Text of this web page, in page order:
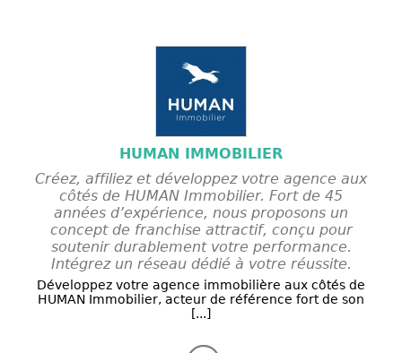
HUMAN IMMOBILIER
Créez, affiliez et développez votre agence aux
côtés de HUMAN Immobilier. Fort de 45
années d’expérience, nous proposons un
concept de franchise attractif, conçu pour
soutenir durablement votre performance.
Intégrez un réseau dédié à votre réussite.
Développez votre agence immobilière aux côtés de
HUMAN Immobilier, acteur de référence fort de son
[...]